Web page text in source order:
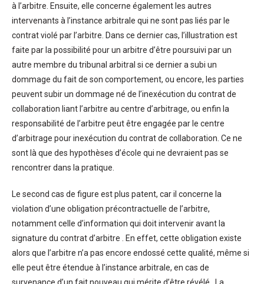
à l’arbitre. Ensuite, elle concerne également les autres
intervenants à l’instance arbitrale qui ne sont pas liés par le
contrat violé par l’arbitre. Dans ce dernier cas, l’illustration est
faite par la possibilité pour un arbitre d’être poursuivi par un
autre membre du tribunal arbitral si ce dernier a subi un
dommage du fait de son comportement, ou encore, les parties
peuvent subir un dommage né de l’inexécution du contrat de
collaboration liant l’arbitre au centre d’arbitrage, ou enfin la
responsabilité de l’arbitre peut être engagée par le centre
d’arbitrage pour inexécution du contrat de collaboration. Ce ne
sont là que des hypothèses d’école qui ne devraient pas se
rencontrer dans la pratique.
Le second cas de figure est plus patent, car il concerne la
violation d’une obligation précontractuelle de l’arbitre,
notamment celle d’information qui doit intervenir avant la
signature du contrat d’arbitre . En effet, cette obligation existe
alors que l’arbitre n’a pas encore endossé cette qualité, même si
elle peut être étendue à l’instance arbitrale, en cas de